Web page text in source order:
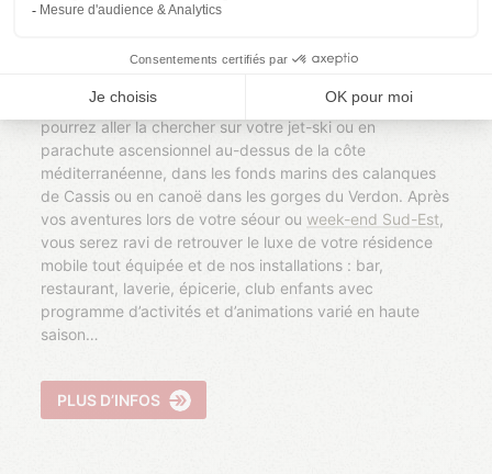
également une grande piscine chauffée pour des
tous les temps dans une eau qui n’effraiera pas les plus
pour les ados en quête d’adrénaline. L’adrénaline, vous
pourrez aller la chercher sur votre jet-ski ou en
parachute ascensionnel au-dessus de la côte
méditerranéenne, dans les fonds marins des calanques
de Cassis ou en canoë dans les gorges du Verdon. Après
vos aventures lors de votre séour ou week-end Sud-Est,
vous serez ravi de retrouver le luxe de votre résidence
mobile tout équipée et de nos installations : bar,
restaurant, laverie, épicerie, club enfants avec
programme d’activités et d’animations varié en haute
saison
PLUS D’INFOS